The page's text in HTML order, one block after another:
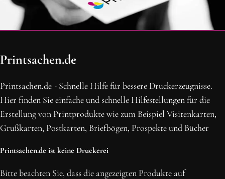
OH SCHON AM ENDE ANGEKOMMEN
BLEIBE MIT UNS IN VERBINDUNG!
Erhalte die neusten Beiträge, sichere dir Top-Angebote und
abonniere unseren Newsletter.
NEWSLETTER ABONNIEREN
Printsachen.de
Printsachen.de - Schnelle Hilfe für bessere Druckerzeugnisse.
Hier finden Sie einfache und schnelle Hilfestellungen für die
Erstellung von Printprodukte wie zum Beispiel Visitenkarten,
Grußkarten, Postkarten, Briefbögen, Prospekte und Bücher
Printsachen.de ist keine Druckerei
Bitte beachten Sie, dass die angezeigten Produkte auf